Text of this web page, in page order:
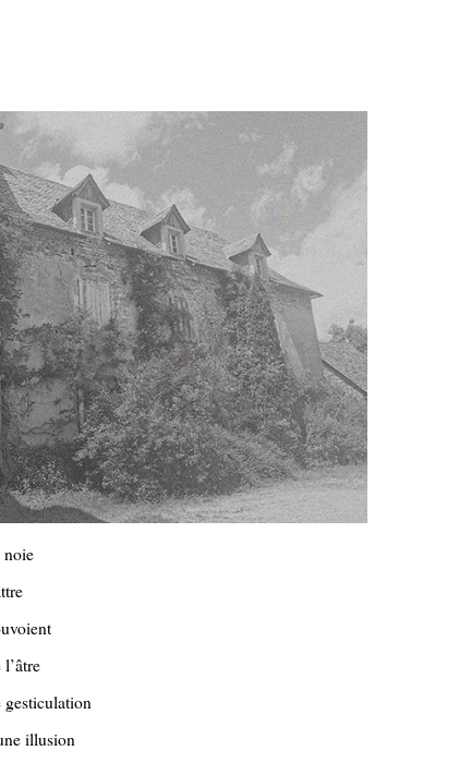
noie
gesticulation
illusion